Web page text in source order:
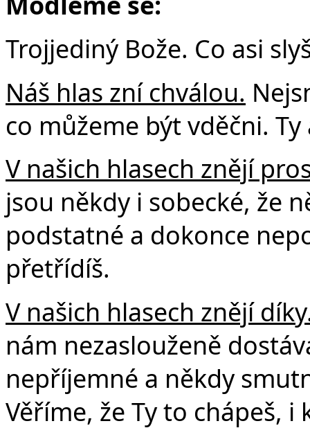
Trojjediný Bože. Co asi
Náš hlas zní chválou.
co můžeme být vděčni.
V našich hlasech znějí
jsou někdy i sobecké, že
podstatné a dokonce
přetřídíš.
V našich hlasech znějí
nám nezaslouženě
nepříjemné a někdy
Věříme, že Ty to chápeš,